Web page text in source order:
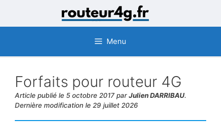
Menu
Forfaits pour routeur 4G
Article publié le 5 octobre 2017 parJulien DARRIBAU.
Dernière modification le 29 juillet 2026